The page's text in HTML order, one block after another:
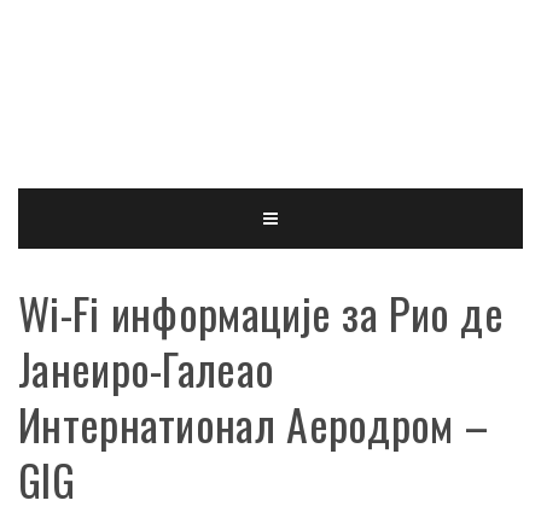
Wi-Fi информације за Рио де
Јанеиро-Галеао
Интернатионал Аеродром –
GIG